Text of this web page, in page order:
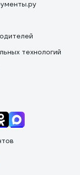
технологий